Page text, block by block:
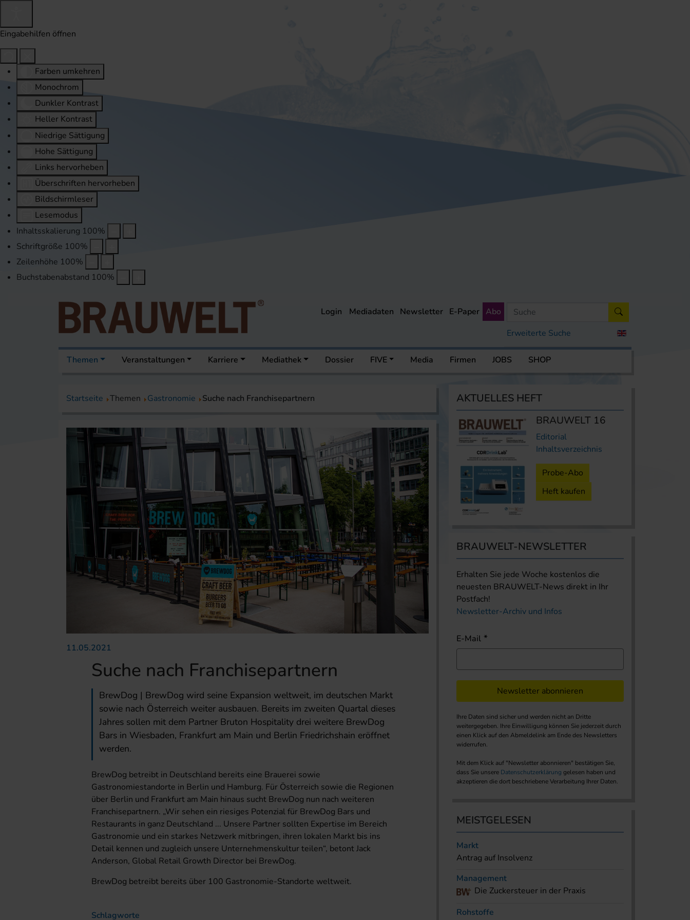
Eingabehilfen öffnen
Farben umkehren
Monochrom
Dunkler Kontrast
Heller Kontrast
Niedrige Sättigung
Hohe Sättigung
Links hervorheben
Überschriften hervorheben
Bildschirmleser
Lesemodus
Inhaltsskalierung 100%
Schriftgröße 100%
Zeilenhöhe 100%
Buchstabenabstand 100%
Erweiterte Suche
Login Mediadaten Newsletter E-Paper Abo
Themen Veranstaltungen Karriere Mediathek Dossier FIVE Media Firmen JOBS SHOP
Startseite Themen Gastronomie Suche nach Franchisepartnern
11.05.2021
Suche nach Franchisepartnern
BrewDog | BrewDog wird seine Expansion weltweit, im deutschen Markt
sowie nach Österreich weiter ausbauen. Bereits im zweiten Quartal dieses
Jahres sollen mit dem Partner Bruton Hospitality drei weitere BrewDog
Bars in Wiesbaden, Frankfurt am Main und Berlin Friedrichshain eröffnet
werden.
BrewDog betreibt in Deutschland bereits eine Brauerei sowie
Gastronomiestandorte in Berlin und Hamburg. Für Österreich sowie die Regionen
über Berlin und Frankfurt am Main hinaus sucht BrewDog nun nach weiteren
Franchisepartnern. „Wir sehen ein riesiges Potenzial für BrewDog Bars und
Restaurants in ganz Deutschland ... Unsere Partner sollten Expertise im Bereich
Gastronomie und ein starkes Netzwerk mitbringen, ihren lokalen Markt bis ins
Detail kennen und zugleich unsere Unternehmenskultur teilen“, betont Jack
Anderson, Global Retail Growth Director bei BrewDog.
BrewDog betreibt bereits über 100 Gastronomie-Standorte weltweit.
Schlagworte
AKTUELLES HEFT
BRAUWELT 16
Editorial
Inhaltsverzeichnis
Probe-Abo
Heft kaufen
BRAUWELT-NEWSLETTER
Erhalten Sie jede Woche kostenlos die
neuesten BRAUWELT-News direkt in Ihr
Postfach!
Newsletter-Archiv und Infos
E-Mail
Newsletter abonnieren
Ihre Daten sind sicher und werden nicht an Dritte
weitergegeben. Ihre Einwilligung können Sie jederzeit durch
einen Klick auf den Abmeldelink am Ende des Newsletters
widerrufen.
Mit dem Klick auf "Newsletter abonnieren" bestätigen Sie,
dass Sie unsere Datenschutzerklärung gelesen haben und
akzeptieren die dort beschriebene Verarbeitung Ihrer Daten.
MEISTGELESEN
Markt
Antrag auf Insolvenz
Management
Die Zuckersteuer in der Praxis
Rohstoffe